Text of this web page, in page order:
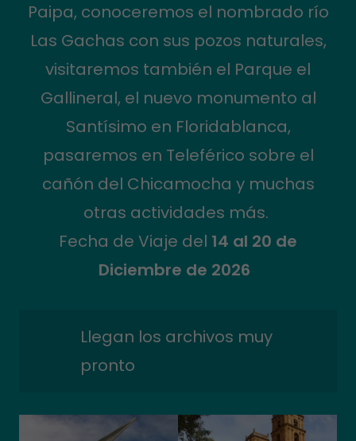
Paipa, conoceremos el nombrado río
Las Gachas con sus pozos naturales,
visitaremos también el Parque el
Gallineral, el nuevo monumento al
Santísimo en Floridablanca,
pasaremos en Teleférico sobre el
cañón del Chicamocha y muchas
otras actividades más.
Fecha de Viaje del 14 al 20 de
Diciembre de 2026
Llegan los archivos muy
pronto